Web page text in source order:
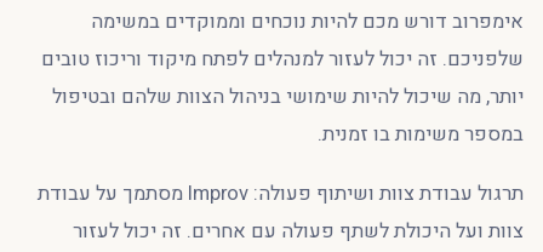
אימפרוב דורש מכם להיות נוכחים וממוקדים במשימה
שלפניכם. זה יכול לעזור למנהלים לפתח מיקוד וריכוז טובים
יותר, מה שיכול להיות שימושי בניהול הצוות שלהם ובטיפול
במספר משימות בו זמנית.
תרגול עבודת צוות ושיתוף פעולה: Improv מסתמך על עבודת
צוות ועל היכולת לשתף פעולה עם אחרים. זה יכול לעזור